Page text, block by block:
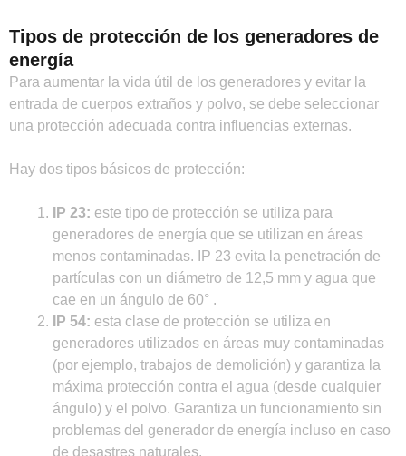
Tipos de protección de los generadores de
energía
Para aumentar la vida útil de los generadores y evitar la
entrada de cuerpos extraños y polvo, se debe seleccionar
una protección adecuada contra influencias externas.
Hay dos tipos básicos de protección:
IP 23: este tipo de protección se utiliza para
generadores de energía que se utilizan en áreas
menos contaminadas. IP 23 evita la penetración de
partículas con un diámetro de 12,5 mm y agua que
cae en un ángulo de 60° .
IP 54: esta clase de protección se utiliza en
generadores utilizados en áreas muy contaminadas
(por ejemplo, trabajos de demolición) y garantiza la
máxima protección contra el agua (desde cualquier
ángulo) y el polvo. Garantiza un funcionamiento sin
problemas del generador de energía incluso en caso
de desastres naturales.